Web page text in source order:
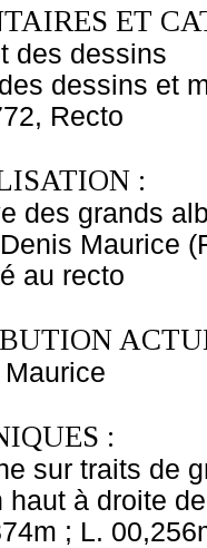
ET
des dessins
dessins et
Recto
:
des grands
Maurice
au recto
:
sur traits de
haut à droite
; L.